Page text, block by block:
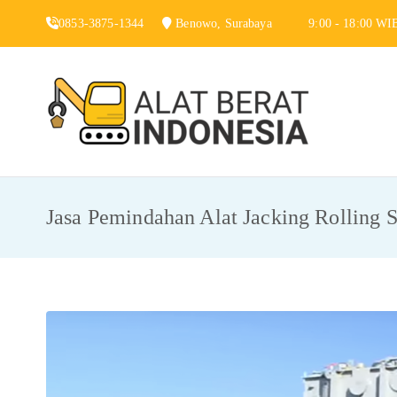
0853-3875-1344 Benowo, Surabaya 9:00 - 18:00
Jasa Pemindahan Alat Jacking Rolling